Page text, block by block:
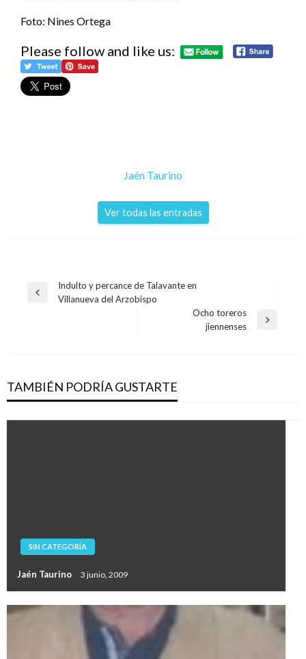
Foto: Nines Ortega
Please follow and like us:
Jaén Taurino
Ver todas las entradas
Navegación
Entrada
Indulto y percance de Talavante en
Villanueva del Arzobispo
Ocho toreros
jiennenses
TAMBIÉN PODRÍA GUSTARTE
SIN CATEGORÍA
Jaén Taurino 3 junio, 2009